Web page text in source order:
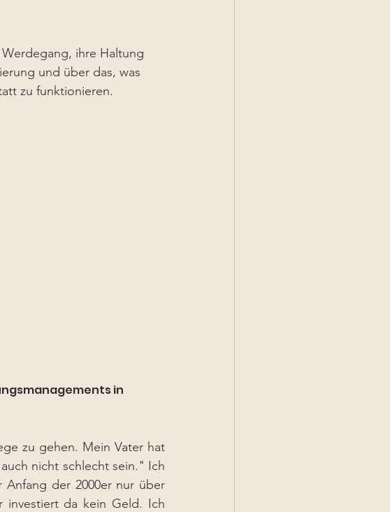
ihre Haltung
und über das, was
zu gehen. Mein Vater hat
nicht schlecht sein." Ich
Anfang der 2000er nur über
da kein Geld. Ich